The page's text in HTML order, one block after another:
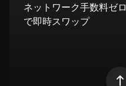
ネットワーク手数料ゼロ
で即時スワップ